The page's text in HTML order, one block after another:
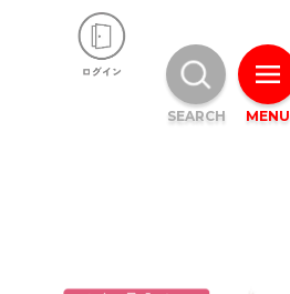
MENU
SEARCH